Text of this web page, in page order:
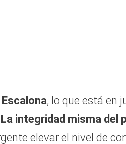
, lo que está en
La integridad misma del
elevar el nivel de